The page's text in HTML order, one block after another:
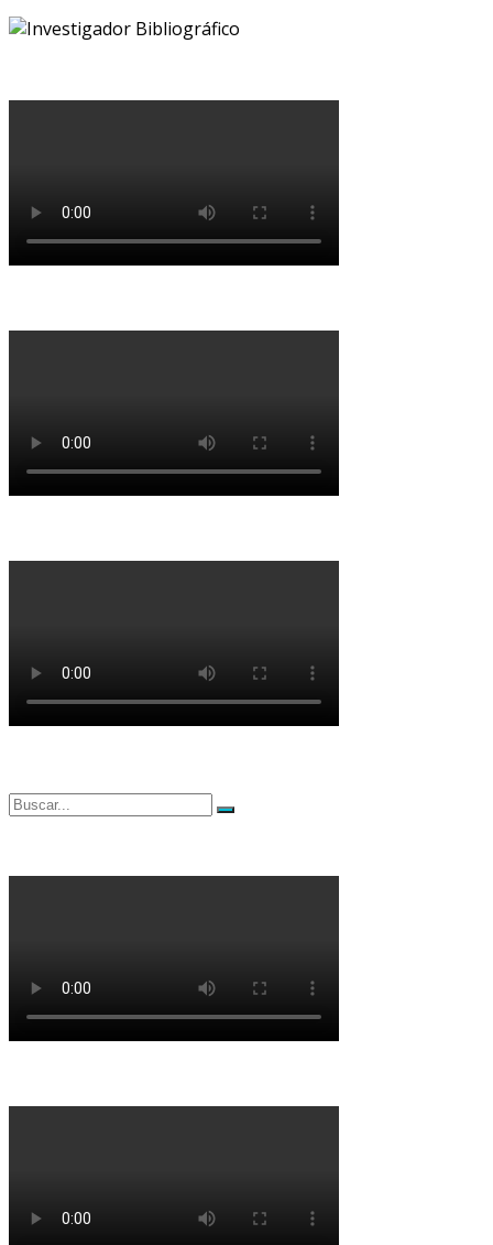
Buscar
Buscar